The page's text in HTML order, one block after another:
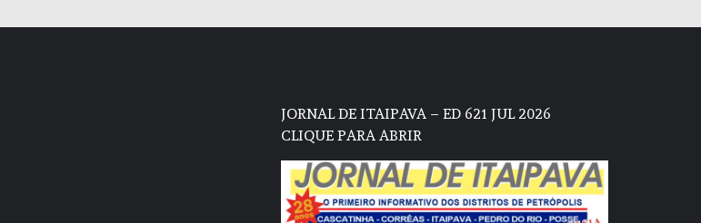
JORNAL DE ITAIPAVA – ED 621 JUL 2026
CLIQUE PARA ABRIR